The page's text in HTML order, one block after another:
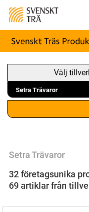
Välj
Setra Trävaror
32 företagsunika
69 artiklar från